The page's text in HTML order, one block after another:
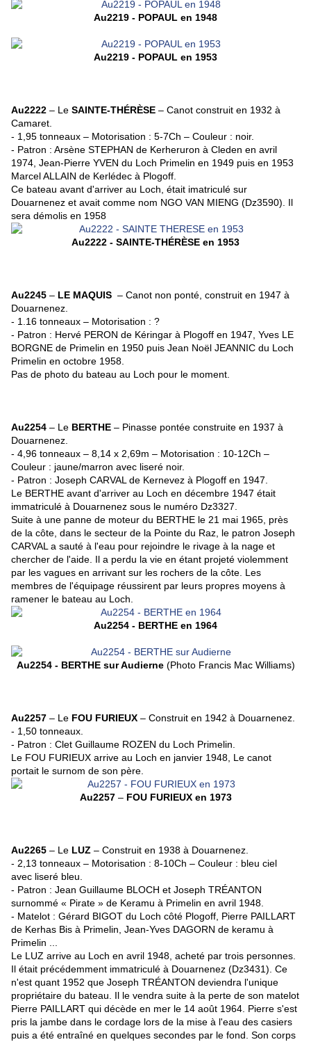
Au2219 - POPAUL en 1948
Au2219 - POPAUL en 1953
Au2222 – Le SAINTE-THÉRÈSE – Canot construit en 1932 à
Camaret.
- 1,95 tonneaux – Motorisation : 5-7Ch – Couleur : noir.
- Patron : Arsène STEPHAN de Kerheruron à Cleden en avril
1974, Jean-Pierre YVEN du Loch Primelin en 1949 puis en 1953
Marcel ALLAIN de Kerlédec à Plogoff.
Ce bateau avant d'arriver au Loch, était imatriculé sur
Douarnenez et avait comme nom NGO VAN MIENG (Dz3590). Il
sera démolis en 1958
Au2222 - SAINTE-THÉRÈSE en 1953
Au2245 – LE MAQUIS – Canot non ponté, construit en 1947 à
Douarnenez.
- 1.16 tonneaux – Motorisation : ?
- Patron : Hervé PERON de Kéringar à Plogoff en 1947, Yves LE
BORGNE de Primelin en 1950 puis Jean Noël JEANNIC du Loch
Primelin en octobre 1958.
Pas de photo du bateau au Loch pour le moment.
Au2254 – Le BERTHE – Pinasse pontée construite en 1937 à
Douarnenez.
- 4,96 tonneaux – 8,14 x 2,69m – Motorisation : 10-12Ch –
Couleur : jaune/marron avec liseré noir.
- Patron : Joseph CARVAL de Kernevez à Plogoff en 1947.
Le BERTHE avant d'arriver au Loch en décembre 1947 était
immatriculé à Douarnenez sous le numéro Dz3327.
Suite à une panne de moteur du BERTHE le 21 mai 1965, près
de la côte, dans le secteur de la Pointe du Raz, le patron Joseph
CARVAL a sauté à l'eau pour rejoindre le rivage à la nage et
chercher de l'aide. Il a perdu la vie en étant projeté violemment
par les vagues en arrivant sur les rochers de la côte. Les
membres de l'équipage réussirent par leurs propres moyens à
ramener le bateau au Loch.
Au2254 - BERTHE en 1964
Au2254 - BERTHE sur Audierne(Photo Francis Mac Williams)
Au2257 – Le FOU FURIEUX – Construit en 1942 à Douarnenez.
- 1,50 tonneaux.
- Patron : Clet Guillaume ROZEN du Loch Primelin.
Le FOU FURIEUX arrive au Loch en janvier 1948, Le canot
portait le surnom de son père.
Au2257– FOU FURIEUX en 1973
Au2265 – Le LUZ – Construit en 1938 à Douarnenez.
- 2,13 tonneaux – Motorisation : 8-10Ch – Couleur : bleu ciel
avec liseré bleu.
- Patron : Jean Guillaume BLOCH et Joseph TRÉANTON
surnommé « Pirate » de Keramu à Primelin en avril 1948
- Matelot : Gérard BIGOT du Loch côté Plogoff, Pierre PAILLART
de Kerhas Bis à Primelin, Jean-Yves DAGORN de keramu à
Primelin ...
Le LUZ arrive au Loch en avril 1948, acheté par trois personnes.
Il était précédemment immatriculé à Douarnenez (Dz3431). Ce
n'est quant 1952 que Joseph TRÉANTON deviendra l'unique
propriétaire du bateau. Il le vendra suite à la perte de son matelot
Pierre PAILLART qui décède en mer le 14 août 1964. Pierre s'est
pris la jambe dans le cordage lors de la mise à l'eau des casiers
puis a été entraîné en quelques secondes par le fond. Son corps